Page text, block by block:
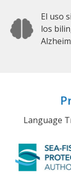
El uso
los
Language